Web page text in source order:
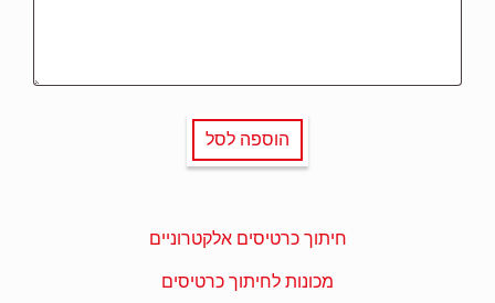
הוספה לסל
חיתוך כרטיסים אלקטרוניים
מכונות לחיתוך כרטיסים